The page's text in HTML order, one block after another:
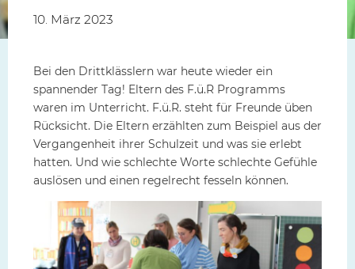
10. März 2023
Bei den Drittklässlern war heute wieder ein
spannender Tag! Eltern des F.ü.R Programms
waren im Unterricht. F.ü.R. steht für Freunde üben
Rücksicht. Die Eltern erzählten zum Beispiel aus der
Vergangenheit ihrer Schulzeit und was sie erlebt
hatten. Und wie schlechte Worte schlechte Gefühle
auslösen und einen regelrecht fesseln können.